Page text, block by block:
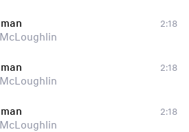
2:18
2:18
2:18